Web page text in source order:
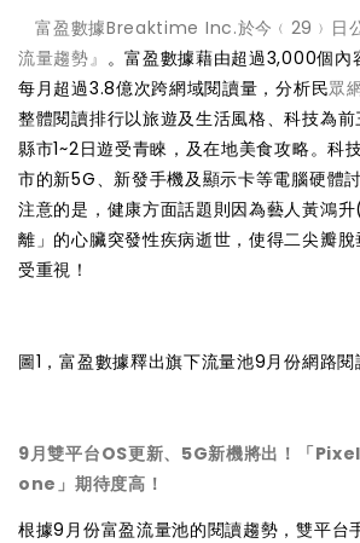
富盈數據Breaktime Inc.於今﹙29﹚日
流量趨勢』 。富盈數據藉由超過3,000個內
每月超過3.8億次跨網域閱讀量，分析民眾
整體閱讀排行以旅遊及生活風格、科技為
縣市1~2日遊受青睞，及在地美食攻略。科
市的新5G、新發手機及顯示卡等電腦硬體
注意的是，健康方面話題則因為藝人黃鴻
離」的心臟突發性疾病逝世，使得二尖瓣
受重視！
圖1，富盈數據釋出旗下流量池9月份網路閱
9月雙平台OS更新、5G新機將出！「
one」期待度高！
根據9月份富盈流量池的閱讀趨勢，雙平台